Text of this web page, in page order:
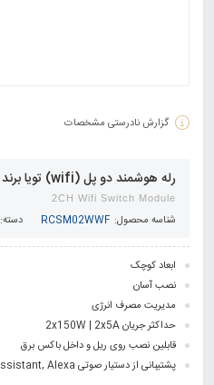
گزارش نادرستی مشخصات
رله هوشمند دو پل (wifi) تویا برند Onvei
2CH Wifi Switch Module
شناسه محصول: RCSM02WWF دسته:
ابعاد کوچک
نصب آسان
مدیریت مصرف انرژی
حداکثر جریان 2x150W | 2x5A
قابلین نصب روی ریل و داخل باکس برق
پشتیبانی از دستیار صوتی Google Assistant, Alexa